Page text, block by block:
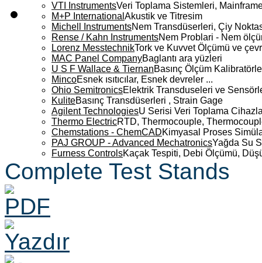
VTI InstrumentsVeri Toplama Sistemleri,
M+P International Akustik ve Titresim
Michell InstrumentsNem Transdüserleri, Çiy
Rense / Kahn InstrumentsNem Problari - Nem
Lorenz MesstechnikTork ve Kuvvet Ölçümü ve
MAC Panel CompanyBaglantı ara yüzleri
U S F Wallace & TiernanBasınç Ölçüm
MincoEsnek ısıtıcılar, Esnek devreler ...
Ohio SemitronicsElektrik Transduseleri ve
KuliteBasınç Transdüserleri , Strain Gage
Agilent TechnologiesU Serisi Veri Toplama
Thermo ElectricRTD, Thermocouple,
Chemstations - ChemCADKimyasal Proses
PAJ GROUP - Advanced MechatronicsYağda Su
Furness ControlsKaçak Tespiti, Debi Ölçümü,
Complete Test Stands